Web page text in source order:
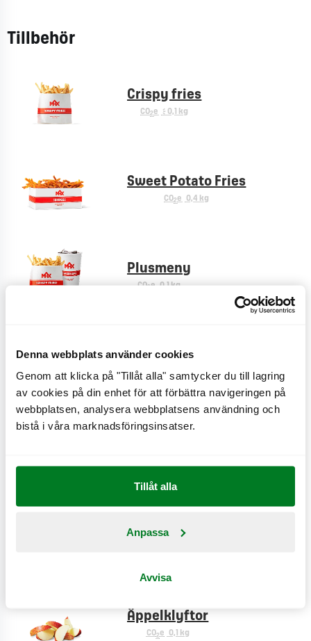
Denna webbplats använder cookies
Genom att klicka på "Tillåt alla" samtycker du till lagring
av cookies på din enhet för att förbättra navigeringen på
webbplatsen, analysera webbplatsens användning och
bistå i våra marknadsföringsinsatser.
Tillåt alla
Anpassa
Avvisa
Tillbehör
Crispy fries
CO2e < 0,1 kg
Sweet Potato Fries
CO2e 0,4 kg
Plusmeny
CO2e 0,1 kg
Cheese fries
CO 0,9 kg
Bönsallad
Äppelklyftor
CO2e 0,1 kg